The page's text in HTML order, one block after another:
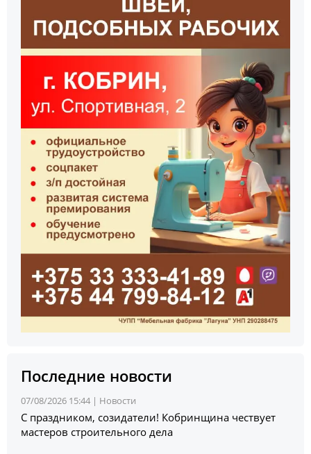
Последние новости
07/08/2026 15:44 | Новости
С праздником, созидатели! Кобринщина чествует
мастеров строительного дела